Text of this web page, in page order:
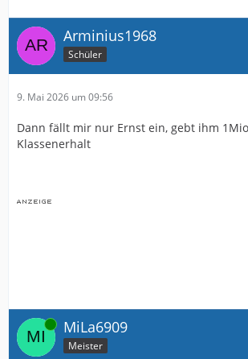
Arminius1968
Schüler
9. Mai 2026 um 09:56
Dann fällt mir nur Ernst ein, gebt ihm
Klassenerhalt
Online MiLa6909
Meister